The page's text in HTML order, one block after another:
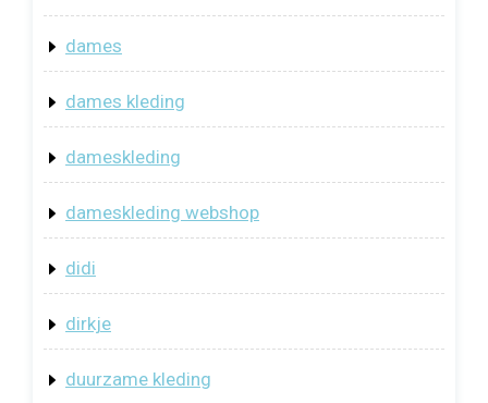
dames
dames kleding
dameskleding
dameskleding webshop
didi
dirkje
duurzame kleding